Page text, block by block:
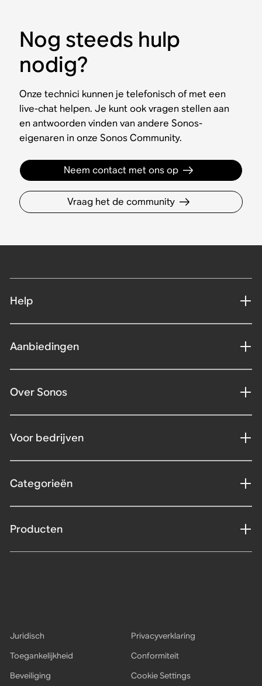
Nog steeds hulp
nodig?
Onze technici kunnen je telefonisch of met een
live-chat helpen. Je kunt ook vragen stellen aan
en antwoorden vinden van andere Sonos-
eigenaren in onze Sonos Community.
Neem contact met ons op
Vraag het de community
Help
Aanbiedingen
Over Sonos
Voor bedrijven
Categorieën
Producten
Juridisch
Privacyverklaring
Toegankelijkheid
Conformiteit
Beveiliging
Cookie Settings